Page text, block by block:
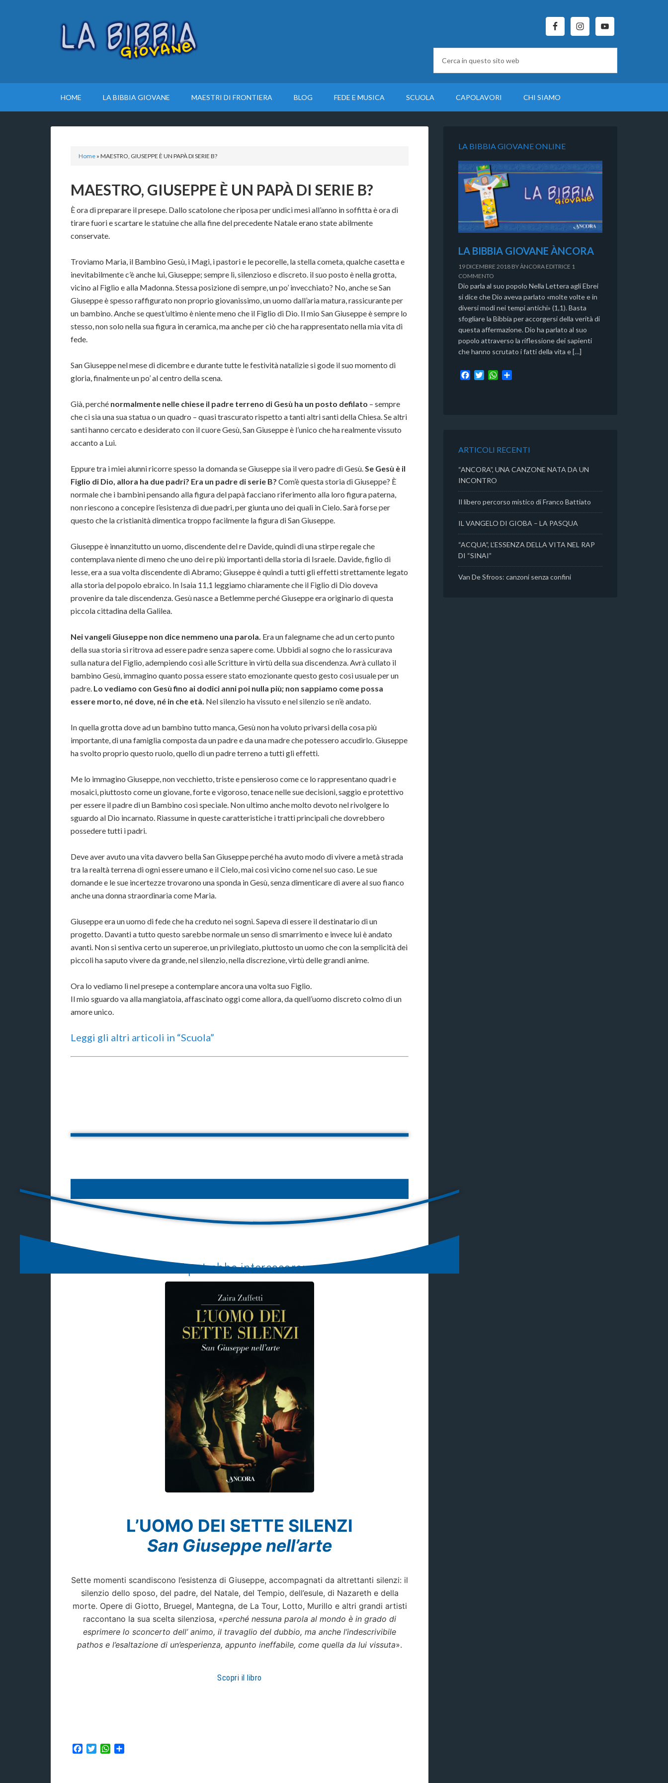
HOME LA BIBBIA GIOVANE MAESTRI DI FRONTIERA BLOG FEDE E MUSICA SCUOLA CAPOLAVORI CHI SIAMO
Home » MAESTRO, GIUSEPPE È UN PAPÀ DI SERIE B?
MAESTRO, GIUSEPPE È UN PAPÀ DI SERIE B?
È ora di preparare il presepe. Dallo scatolone che riposa per undici mesi all’anno in soffitta è ora di
tirare fuori e scartare le statuine che alla fine del precedente Natale erano state abilmente
conservate.
Troviamo Maria, il Bambino Gesù, i Magi, i pastori e le pecorelle, la stella cometa, qualche casetta e
inevitabilmente c’è anche lui, Giuseppe; sempre lì, silenzioso e discreto. il suo posto è nella grotta,
vicino al Figlio e alla Madonna. Stessa posizione di sempre, un po’ invecchiato? No, anche se San
Giuseppe è spesso raffigurato non proprio giovanissimo, un uomo dall’aria matura, rassicurante per
un bambino. Anche se quest’ultimo è niente meno che il Figlio di Dio. Il mio San Giuseppe è sempre lo
stesso, non solo nella sua figura in ceramica, ma anche per ciò che ha rappresentato nella mia vita di
fede.
San Giuseppe nel mese di dicembre e durante tutte le festività natalizie si gode il suo momento di
gloria, finalmente un po’ al centro della scena.
Già, perché normalmente nelle chiese il padre terreno di Gesù ha un posto defilato – sempre
che ci sia una sua statua o un quadro – quasi trascurato rispetto a tanti altri santi della Chiesa. Se altri
santi hanno cercato e desiderato con il cuore Gesù, San Giuseppe è l’unico che ha realmente vissuto
accanto a Lui.
Eppure tra i miei alunni ricorre spesso la domanda se Giuseppe sia il vero padre di Gesù.Se Gesù è il
Figlio di Dio, allora ha due padri? Era un padre di serie B? Com’è questa storia di Giuseppe? È
normale che i bambini pensando alla figura del papà facciano riferimento alla loro figura paterna,
non riescono a concepire l’esistenza di due padri, per giunta uno dei quali in Cielo. Sarà forse per
questo che la cristianità dimentica troppo facilmente la figura di San Giuseppe.
Giuseppe è innanzitutto un uomo, discendente del re Davide, quindi di una stirpe regale che
contemplava niente di meno che uno dei re più importanti della storia di Israele. Davide, figlio di
Iesse, era a sua volta discendente di Abramo; Giuseppe è quindi a tutti gli effetti strettamente legato
alla storia del popolo ebraico. In Isaia 11,1 leggiamo chiaramente che il Figlio di Dio doveva
provenire da tale discendenza. Gesù nasce a Betlemme perché Giuseppe era originario di questa
piccola cittadina della Galilea.
Nei vangeli Giuseppe non dice nemmeno una parola. Era un falegname che ad un certo punto
della sua storia si ritrova ad essere padre senza sapere come. Ubbidì al sogno che lo rassicurava
sulla natura del Figlio, adempiendo così alle Scritture in virtù della sua discendenza. Avrà cullato il
bambino Gesù, immagino quanto possa essere stato emozionante questo gesto così usuale per un
padre. Lo vediamo con Gesù fino ai dodici anni poi nulla più; non sappiamo come possa
essere morto, né dove, né in che età. Nel silenzio ha vissuto e nel silenzio se n’è andato.
In quella grotta dove ad un bambino tutto manca, Gesù non ha voluto privarsi della cosa più
importante, di una famiglia composta da un padre e da una madre che potessero accudirlo. Giuseppe
ha svolto proprio questo ruolo, quello di un padre terreno a tutti gli effetti.
Me lo immagino Giuseppe, non vecchietto, triste e pensieroso come ce lo rappresentano quadri e
mosaici, piuttosto come un giovane, forte e vigoroso, tenace nelle sue decisioni, saggio e protettivo
per essere il padre di un Bambino così speciale. Non ultimo anche molto devoto nel rivolgere lo
sguardo al Dio incarnato. Riassume in queste caratteristiche i tratti principali che dovrebbero
possedere tutti i padri.
Deve aver avuto una vita davvero bella San Giuseppe perché ha avuto modo di vivere a metà strada
tra la realtà terrena di ogni essere umano e il Cielo, mai così vicino come nel suo caso. Le sue
domande e le sue incertezze trovarono una sponda in Gesù, senza dimenticare di avere al suo fianco
anche una donna straordinaria come Maria.
Giuseppe era un uomo di fede che ha creduto nei sogni. Sapeva di essere il destinatario di un
progetto. Davanti a tutto questo sarebbe normale un senso di smarrimento e invece lui è andato
avanti. Non si sentiva certo un supereroe, un privilegiato, piuttosto un uomo che con la semplicità dei
piccoli ha saputo vivere da grande, nel silenzio, nella discrezione, virtù delle grandi anime.
Ora lo vediamo lì nel presepe a contemplare ancora una volta suo Figlio.
Il mio sguardo va alla mangiatoia, affascinato oggi come allora, da quell’uomo discreto colmo di un
amore unico.
Leggi gli altri articoli in “Scuola”
Ti potrebbe interessare:
L’UOMO DEI SETTE SILENZI
San Giuseppe nell’arte
Sette momenti scandiscono l’esistenza di Giuseppe, accompagnati da altrettanti silenzi: il
silenzio dello sposo, del padre, del Natale, del Tempio, dell’esule, di Nazareth e della
morte. Opere di Giotto, Bruegel, Mantegna, de La Tour, Lotto, Murillo e altri grandi artisti
raccontano la sua scelta silenziosa, «perché nessuna parola al mondo è in grado di
esprimere lo sconcerto dell’ animo, il travaglio del dubbio, ma anche l’indescrivibile
pathos e l’esaltazione di un’esperienza, appunto ineffabile, come quella da lui vissuta».
Scopri il libro
Facebook
TwitterWhatsApp
LA BIBBIA GIOVANE ONLINE
LA BIBBIA GIOVANE ÀNCORA
19 DICEMBRE 2018 BYÀNCORA EDITRICE 1
COMMENTO
Dio parla al suo popolo Nella Lettera agli Ebrei
si dice che Dio aveva parlato «molte volte e in
diversi modi nei tempi antichi» (1,1). Basta
sfogliare la Bibbia per accorgersi della verità di
questa affermazione. Dio ha parlato al suo
popolo attraverso la riflessione dei sapienti
che hanno scrutato i fatti della vita e […]
W
i
ARTICOLI RECENTI
“ANCORA”, UNA CANZONE NATA DA UN
INCONTRO
Il libero percorso mistico di Franco Battiato
IL VANGELO DI GIOBA – LA PASQUA
“ACQUA”, L’ESSENZA DELLA VITA NEL RAP
DI “SINAI”
Van De Sfroos: canzoni senza confini